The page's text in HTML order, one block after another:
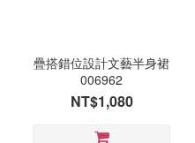
疊搭錯位設計文藝半身裙
006962
NT$1,080